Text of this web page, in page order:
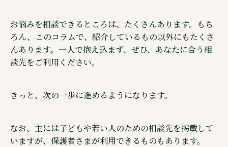
SNS 公式アカウントのご紹介
お悩みを相談できるところは、たくさんあります。もち
ろん、このコラムで、紹介しているもの以外にもたくさ
んあります。一人で抱え込まず、ぜひ、あなたに合う相
談先をご利用ください。
きっと、次の一歩に進めるようになります。
なお、主には子どもや若い人のための相談先を掲載して
いますが、保護者さまが利用できるものもあります。